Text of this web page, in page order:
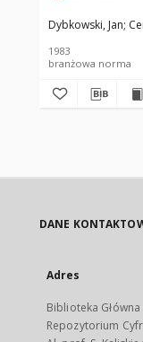
82/1705-02
Dybkowski, Jan
1983
branżowa norma
DANE
Adres
Biblioteka
Repozytorium